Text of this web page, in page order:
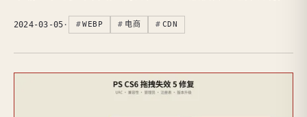
2024-03-05 · WEBP 电商 CDN